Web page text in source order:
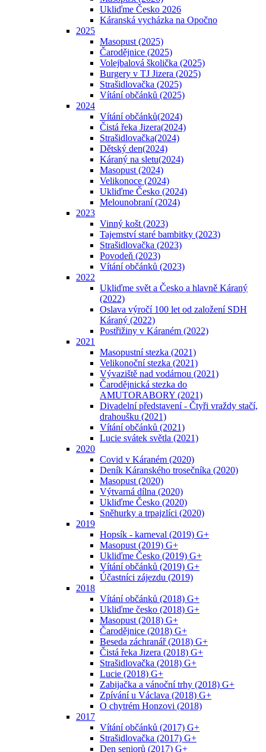
Ukliďme Česko 2026
Káranská vycházka na Opočno
2025
Masopust (2025)
Čarodějnice (2025)
Volejbalová školička (2025)
Burgery v TJ Jizera (2025)
Strašidlovačka (2025)
Vítání občánků (2025)
2024
Vítání občánků(2024)
Čistá řeka Jizera(2024)
Strašidlovačka(2024)
Dětský den(2024)
Káraný na sletu(2024)
Masopust (2024)
Velikonoce (2024)
Ukliďme Česko (2024)
Melounobraní (2024)
2023
Vinný košt (2023)
Tajemství staré bambitky (2023)
Strašidlovačka (2023)
Povodeň (2023)
Vítání občánků (2023)
2022
Ukliďme svět a Česko a hlavně Káraný
(2022)
Oslava výročí 100 let od založení SDH
Káraný (2022)
Postřižiny v Káraném (2022)
2021
Masopustní stezka (2021)
Velikonoční stezka (2021)
Vývaziště nad vodárnou (2021)
Čarodějnická stezka do
AMUTORABORY (2021)
Divadelní představení - Čtyři vraždy stačí,
drahoušku (2021)
Vítání občánků (2021)
Lucie svátek světla (2021)
2020
Covid v Káraném (2020)
Deník Káranského trosečníka (2020)
Masopust (2020)
Výtvarná dílna (2020)
Ukliďme Česko (2020)
Sněhurky a trpajzlíci (2020)
2019
Hopsík - karneval (2019) G+
Masopust (2019) G+
Ukliďme Česko (2019) G+
Vítání občánků (2019) G+
Účastníci zájezdu (2019)
2018
Vítání občánků (2018) G+
Ukliďme česko (2018) G+
Masopust (2018) G+
Čarodějnice (2018) G+
Beseda záchranář (2018) G+
Čistá řeka Jizera (2018) G+
Strašidlovačka (2018) G+
Lucie (2018) G+
Zabijačka a vánoční trhy (2018) G+
Zpívání u Václava (2018) G+
O chytrém Honzovi (2018)
2017
Vítání občánků (2017) G+
Strašidlovačka (2017) G+
Den seniorů (2017) G+